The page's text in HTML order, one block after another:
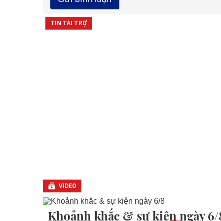
VIDEO
Khoảnh khắc & sự kiện ngày 6/